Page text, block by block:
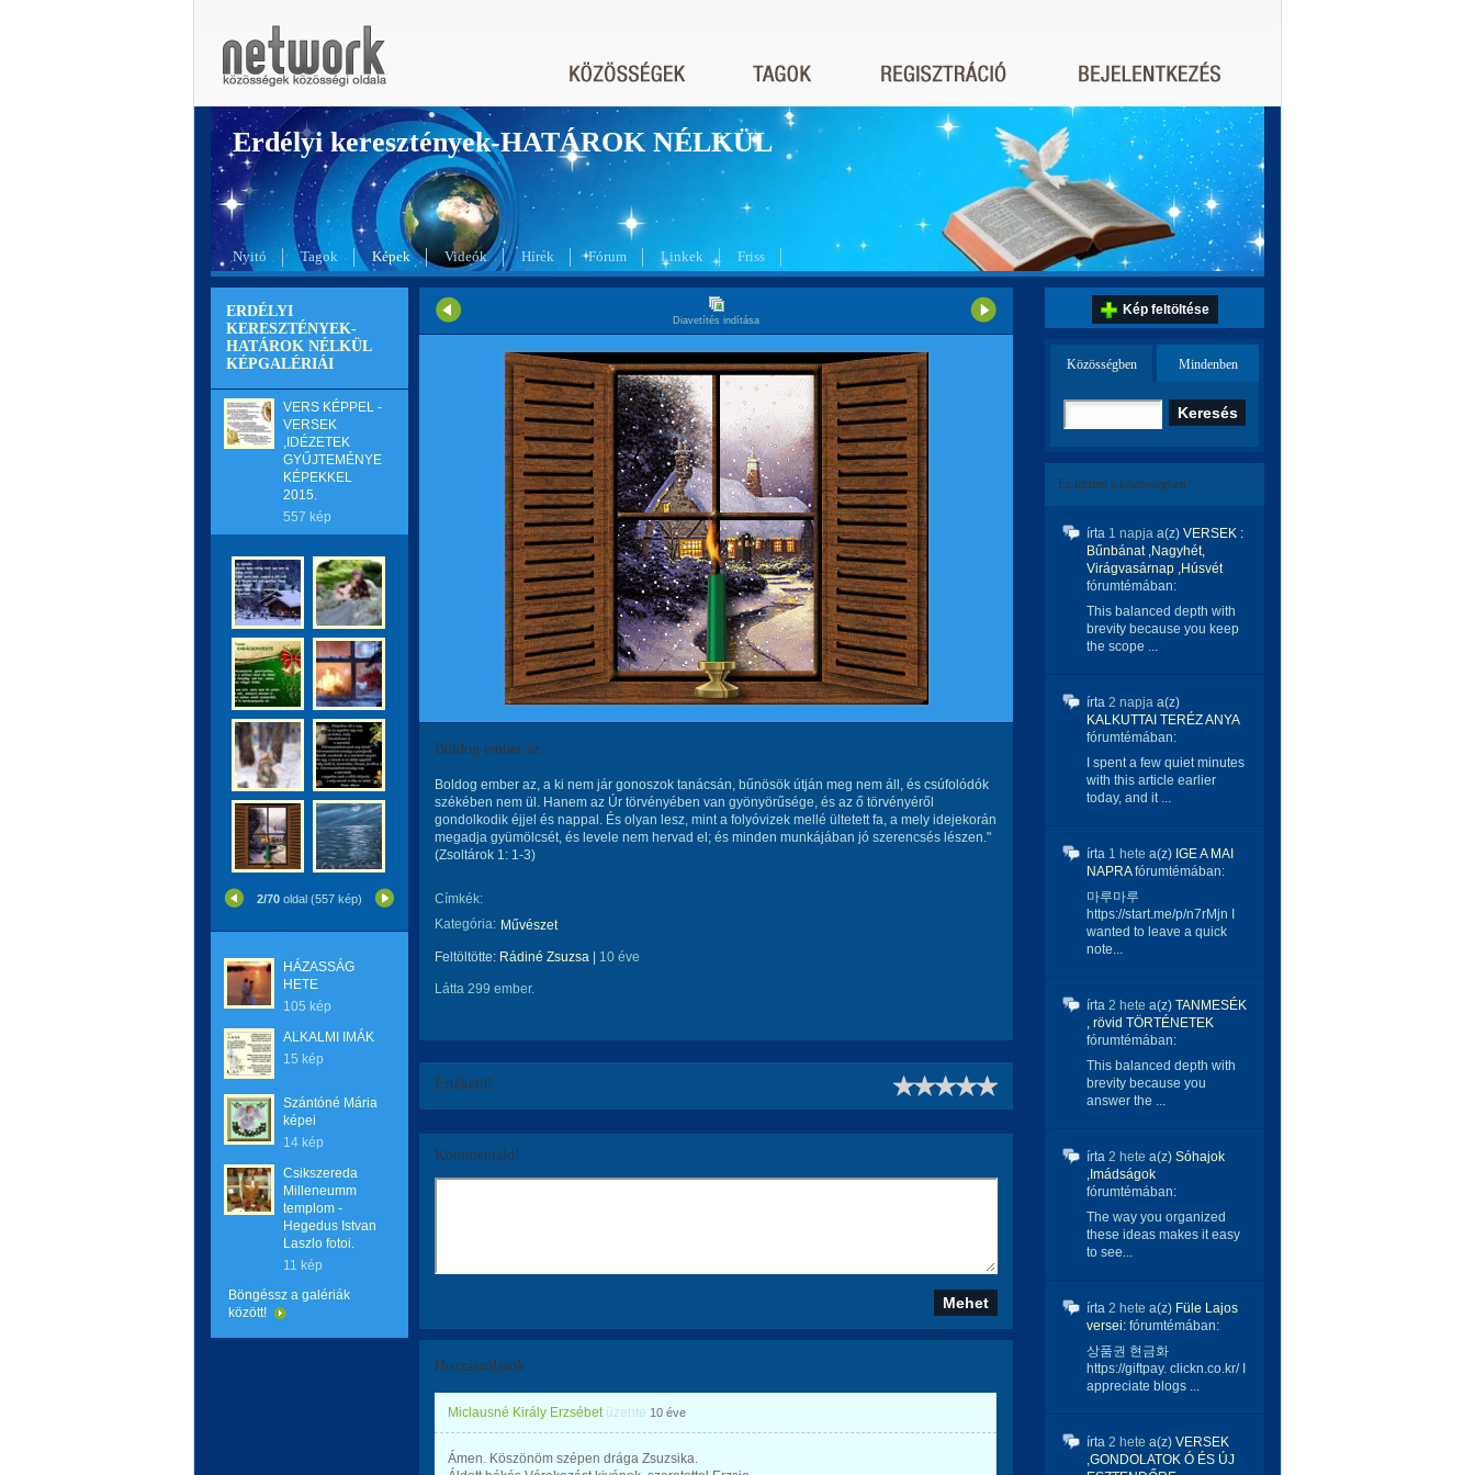
Erdélyi keresztények-HATÁROK NÉLKÜL
Nyitó Tagok Képek Videók Hírek Fórum Linkek Friss
ERDÉLYI
KERESZTÉNYEK-
HATÁROK NÉLKÜL
KÉPGALÉRIÁI
VERS KÉPPEL -
VERSEK
,IDÉZETEK
GYŰJTEMÉNYE
KÉPEKKEL
2015.
557 kép
2/70 oldal (557 kép)
HÁZASSÁG
HETE
105 kép
ALKALMI IMÁK
15 kép
Szántóné Mária
képei
14 kép
Csikszereda
Milleneumm
templom -
Hegedus Istvan
Laszlo fotoi.
11 kép
Böngéssz a galériák
között!
Diavetítés indítása
Boldog ember az...
Boldog ember az, a ki nem jár gonoszok tanácsán, bűnösök útján meg nem áll, és csúfolódók
székében nem ül. Hanem az Úr törvényében van gyönyörűsége, és az ő törvényéről
gondolkodik éjjel és nappal. És olyan lesz, mint a folyóvizek mellé ültetett fa, a mely idejekorán
megadja gyümölcsét, és levele nem hervad el; és minden munkájában jó szerencsés lészen."
(Zsoltárok 1: 1-3)
Címkék:
Kategória: Művészet
Feltöltötte: Rádiné Zsuzsa 10 éve
Látta 299 ember.
Értékeld!
Kommentáld!
Hozzászólások
Miclausné Király Erzsébetüzente 10 éve
Ámen. Köszönöm szépen drága Zsuzsika.
Kép feltöltése
Közösségben Mindenben
Ez történt a közösségben:
írta 1 napja a(z) VERSEK :
Bűnbánat ,Nagyhét,
Virágvasárnap ,Húsvét
fórumtémában:
This balanced depth with
brevity because you keep
the scope ...
írta 2 napja a(z)
KALKUTTAI TERÉZ ANYA
fórumtémában:
I spent a few quiet minutes
with this article earlier
today, and it ...
írta 1 hete a(z) IGE A MAI
NAPRAfórumtémában:
마루마루
https://start.me/p/n7rMjn I
wanted to leave a quick
note...
írta 2 hete a(z) TANMESÉK
, rövid TÖRTÉNETEK
fórumtémában:
This balanced depth with
brevity because you
answer the ...
írta 2 hete a(z) Sóhajok
,Imádságok
fórumtémában:
The way you organized
these ideas makes it easy
to see...
írta 2 hete a(z) Füle Lajos
versei: fórumtémában:
상품권 현금화
https://giftpay. clickn.co.kr/ I
appreciate blogs ...
írta 2 hete a(z) VERSEK
,GONDOLATOK Ó ÉS ÚJ